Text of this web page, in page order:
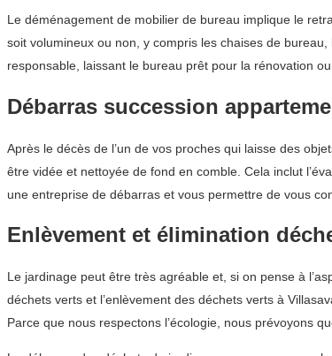
Le déménagement de mobilier de bureau implique le
soit volumineux ou non, y compris les chaises de
responsable, laissant le bureau prêt pour la rénovation
Débarras succession
Après le décès de l’un de vos proches qui laisse des
être vidée et nettoyée de fond en comble. Cela inclut
une entreprise de débarras et vous permettre de vous
Enlèvement et élimination
Le jardinage peut être très agréable et, si on pense à
déchets verts et l’enlèvement des déchets verts à
Parce que nous respectons l’écologie, nous prévoyons